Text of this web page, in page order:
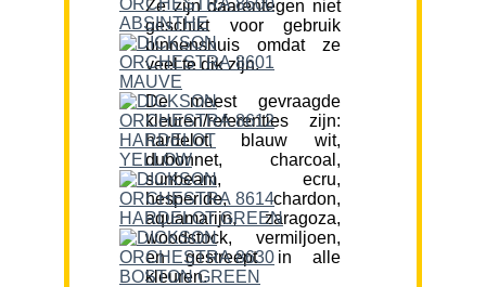
Ze zijn daarentegen niet
geschikt voor gebruik
binnenshuis omdat ze
veel te dik zijn.
De meest gevraagde
kleuren/referenties zijn:
hardelot, blauw wit,
dubonnet, charcoal,
sunbeam, ecru,
hesperide, chardon,
aquamarijn, zaragoza,
woodstock, vermiljoen,
en gestreept in alle
kleuren.